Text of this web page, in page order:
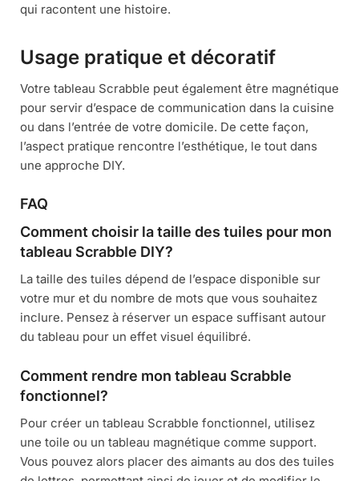
qui racontent une histoire.
Usage pratique et décoratif
Votre tableau Scrabble peut également être magnétique
pour servir d’espace de communication dans la cuisine
ou dans l’entrée de votre domicile. De cette façon,
l’aspect pratique rencontre l’esthétique, le tout dans
une approche DIY.
FAQ
Comment choisir la taille des tuiles pour mon
tableau Scrabble DIY?
La taille des tuiles dépend de l’espace disponible sur
votre mur et du nombre de mots que vous souhaitez
inclure. Pensez à réserver un espace suffisant autour
du tableau pour un effet visuel équilibré.
Comment rendre mon tableau Scrabble
fonctionnel?
Pour créer un tableau Scrabble fonctionnel, utilisez
une toile ou un tableau magnétique comme support.
Vous pouvez alors placer des aimants au dos des tuiles